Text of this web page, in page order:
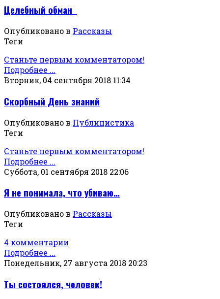
Целебный обман
Опубликовано в Рассказы
Теги
Станьте первым комментатором!
Подробнее ...
Вторник, 04 сентября 2018 11:34
Скорбный День знаний
Опубликовано в Публицистика
Теги
Станьте первым комментатором!
Подробнее ...
Суббота, 01 сентября 2018 22:06
Я не понимала, что убиваю…
Опубликовано в Рассказы
Теги
4 комментарии
Подробнее ...
Понедельник, 27 августа 2018 20:23
Ты состоялся, человек!